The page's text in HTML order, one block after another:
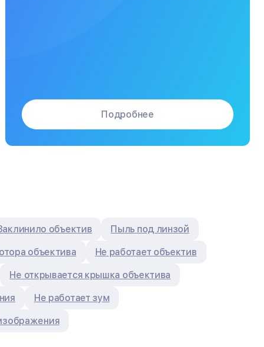
Подробнее
объектив Пыль под линзой
объектива Не работает объектив
Не открывается крышка объектива
Не работает зум